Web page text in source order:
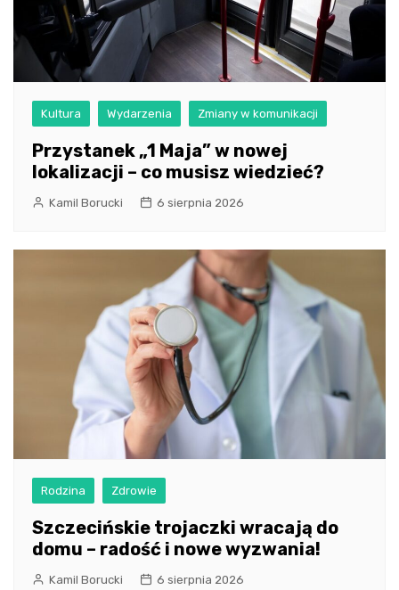
Kultura Wydarzenia Zmiany w komunikacji
Przystanek „1 Maja” w nowej
lokalizacji – co musisz wiedzieć?
Kamil Borucki 6 sierpnia 2026
Rodzina Zdrowie
Szczecińskie trojaczki wracają do
domu – radość i nowe wyzwania!
Kamil Borucki 6 sierpnia 2026